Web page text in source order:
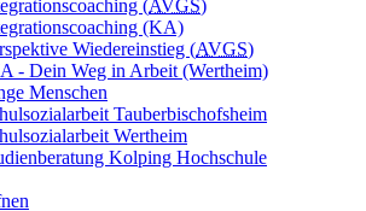
(AVGS)
(KA)
Wiedereinstieg (AVGS)
- Dein Weg in Arbeit (Wertheim)
Menschen
Tauberbischofsheim
Wertheim
Kolping Hochschule